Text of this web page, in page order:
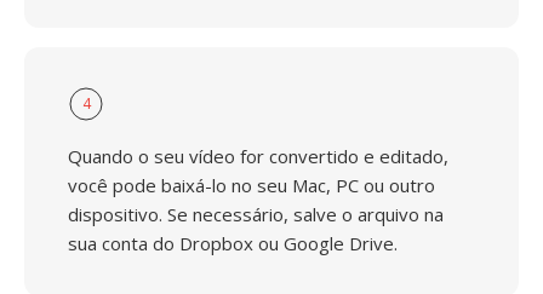
4
Quando o seu vídeo for convertido e editado,
você pode baixá-lo no seu Mac, PC ou outro
dispositivo. Se necessário, salve o arquivo na
sua conta do Dropbox ou Google Drive.